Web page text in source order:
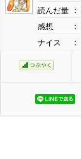
読んだ量
感想
ナイス